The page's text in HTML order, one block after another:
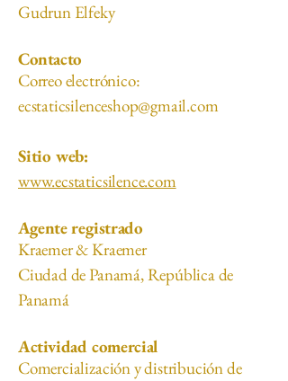
Gudrun Elfeky
Contacto
Correo electrónico:
ecstaticsilenceshop@gmail.com
Sitio web:
www.ecstaticsilence.com
Agente registrado
Kraemer & Kraemer
Ciudad de Panamá, República de
Panamá
Actividad comercial
Comercialización y distribución de